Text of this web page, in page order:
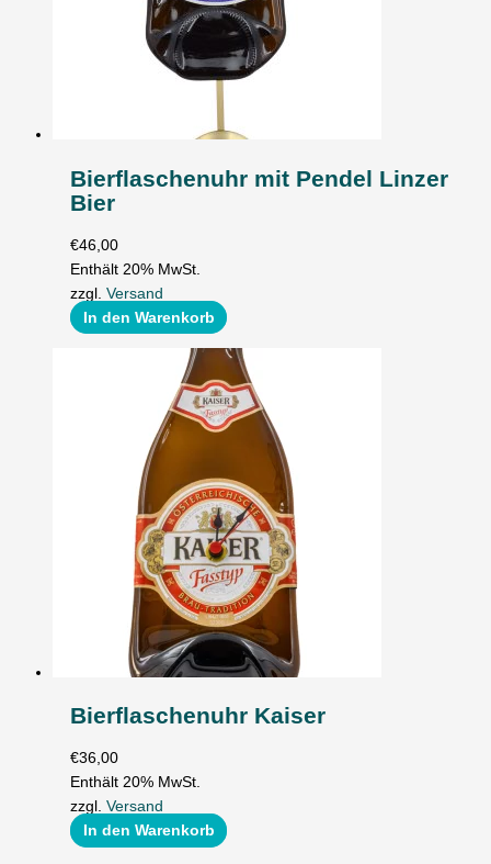
Bierflaschenuhr mit Pendel Linzer
Bier
€46,00
Enthält 20% MwSt.
zzgl.Versand
In den Warenkorb
Bierflaschenuhr Kaiser
€36,00
Enthält 20% MwSt.
zzgl.Versand
In den Warenkorb